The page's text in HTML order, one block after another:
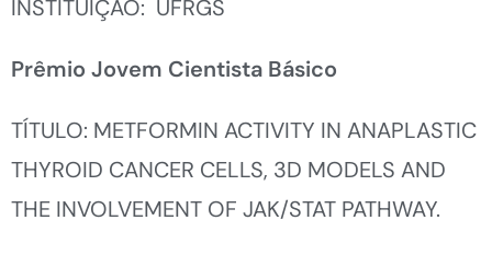
INSTITUIÇÃO: UFRGS
Prêmio Jovem Cientista Básico
TÍTULO: METFORMIN ACTIVITY IN ANAPLASTIC
THYROID CANCER CELLS, 3D MODELS AND
THE INVOLVEMENT OF JAK/STAT PATHWAY.